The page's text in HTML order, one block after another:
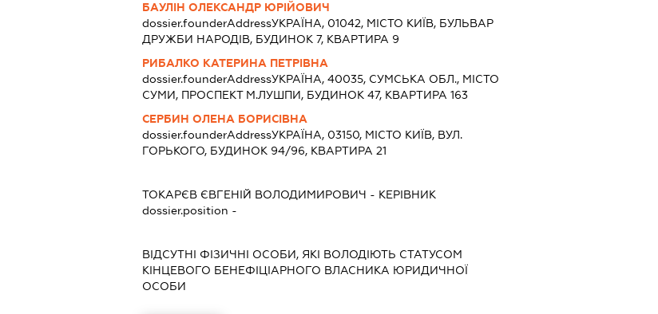
БАУЛІН ОЛЕКСАНДР ЮРІЙОВИЧ
dossier.founderAddressУКРАЇНА, 01042, МІСТО КИЇВ, БУЛЬВАР
ДРУЖБИ НАРОДІВ, БУДИНОК 7, КВАРТИРА 9
РИБАЛКО КАТЕРИНА ПЕТРІВНА
dossier.founderAddressУКРАЇНА, 40035, СУМСЬКА ОБЛ., МІСТО
СУМИ, ПРОСПЕКТ М.ЛУШПИ, БУДИНОК 47, КВАРТИРА 163
СЕРБИН ОЛЕНА БОРИСІВНА
dossier.founderAddressУКРАЇНА, 03150, МІСТО КИЇВ, ВУЛ.
ГОРЬКОГО, БУДИНОК 94/96, КВАРТИРА 21
ТОКАРЄВ ЄВГЕНІЙ ВОЛОДИМИРОВИЧ - КЕРІВНИК
dossier.position -
ВІДСУТНІ ФІЗИЧНІ ОСОБИ, ЯКІ ВОЛОДІЮТЬ СТАТУСОМ
КІНЦЕВОГО БЕНЕФІЦІАРНОГО ВЛАСНИКА ЮРИДИЧНОЇ
ОСОБИ